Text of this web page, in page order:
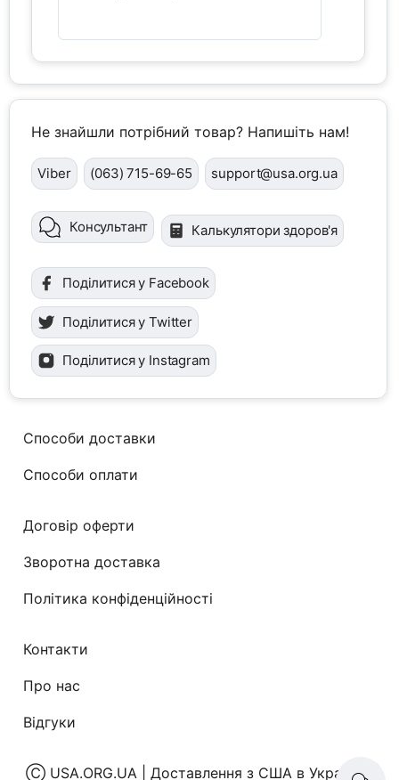
Не знайшли потрібний товар? Напишіть нам!
Viber (063) 715-69-65 support@usa.org.ua
Консультант Калькулятори здоров'я
Поділитися у Facebook
Поділитися у Twitter
Поділитися у Instagram
Способи доставки
Способи оплати
Договір оферти
Зворотна доставка
Політика конфіденційності
Контакти
Про нас
Відгуки
Ⓒ USA.ORG.UA | Доставлення з США в Україну|